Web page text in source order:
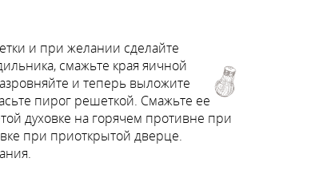
и при желании сделайте
смажьте края яичной
и теперь выложите
пирог решеткой. Смажьте ее
духовке на горячем противне при
при приоткрытой дверце.